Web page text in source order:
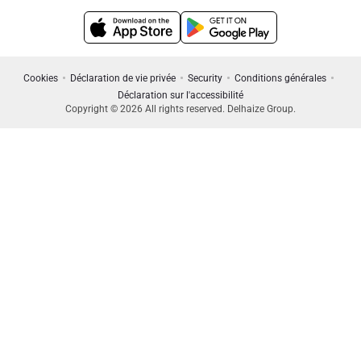
Cookies Déclaration de vie privée Security
Conditions générales
Déclaration sur l'accessibilité
Copyright © 2026 All rights reserved. Delhaize Group.